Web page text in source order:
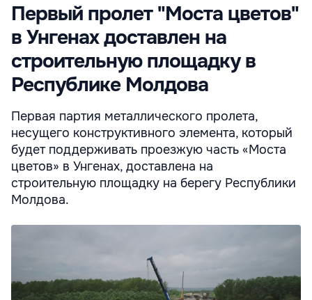
Первый пролет "Моста цветов"
в Унгенах доставлен на
строительную площадку в
Республике Молдова
Первая партия металлического пролета,
несущего конструктивного элемента, который
будет поддерживать проезжую часть «Моста
цветов» в Унгенах, доставлена на
строительную площадку на берегу Республики
Молдова.